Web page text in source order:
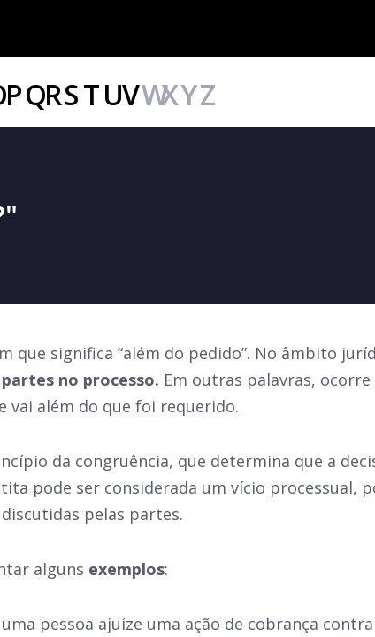
PQRSTUVWXYZ
que significa “além do pedido”. No âmbito
no processo. Em outras palavras,
vai além do que foi requerido.
da congruência, que determina que a
pode ser considerada um vício processual,
pelas partes.
alguns exemplos:
pessoa ajuíze uma ação de cobrança